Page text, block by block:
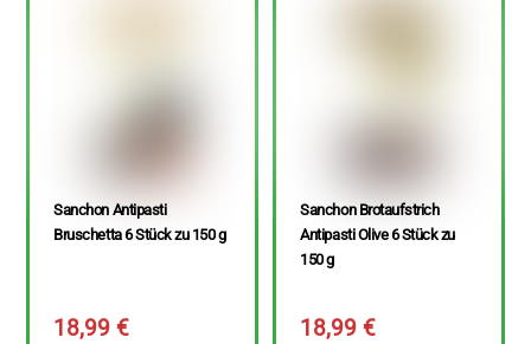
Sanchon Antipasti
Bruschetta 6 Stück zu 150 g
18,99€
Sanchon Brotaufstrich
Antipasti Olive 6 Stück zu
150 g
18,99€